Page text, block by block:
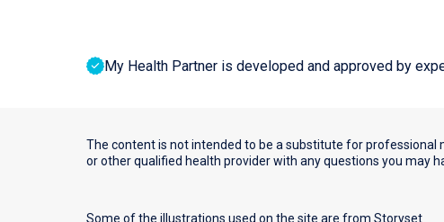
My Health Partner is developed and approved by
The content is not intended to be a substitute for professional
or other qualified health provider with any questions you may
Some of the illustrations used on the site are from Storyset